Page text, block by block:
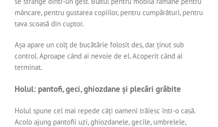
mâncare, pentru gustarea copiilor, pentru cumpărături, pentru
tava scoasă din cuptor.
Așa apare un colț de bucătărie folosit des, dar ținut sub
control. Aproape când ai nevoie de el. Acoperit când ai
terminat.
Holul: pantofi, geci, ghiozdane și plecări grăbite
Holul spune cel mai repede câți oameni trăiesc într-o casă.
Acolo ajung pantofii uzi, ghiozdanele, gecile, umbrelele,